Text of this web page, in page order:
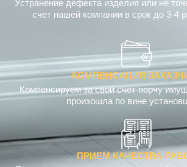
КОМПЕНСАЦИЯ
Компенсируем за свой счет порчу
произошла по вине
ПРИЕМ КАЧЕСТВА
Подписываем акт выполненных работ,
что вы довольны